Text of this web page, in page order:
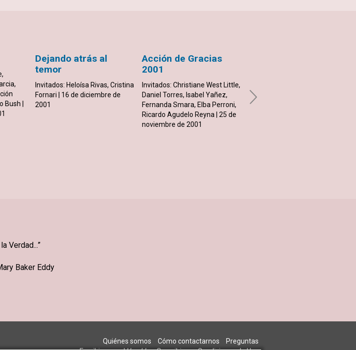
|
Dejando atrás al
temor
Invitados: Heloísa Rivas, Cristina
Fornari | 16 de diciembre de
2001
Acción de Gracias
2001
Invitados: Christiane West Little,
Daniel Torres, Isabel Yañez,
Fernanda Smara, Elba Perroni,
Ricardo Agudelo Reyna | 25 de
noviembre de 2001
Elizabeth Gastaldi, María Ester
Foggia | 11 de noviembre de
Verdad...”
Quiénes somos Cómo contactarnos
Preguntas